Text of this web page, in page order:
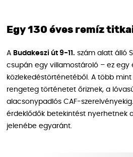
Egy 130 éves remíz
A Budakeszi út 9-11. szám alatt álló
csupán egy villamostároló – ez egy
közlekedéstörténetéből. A több mint
rengeteg történetet őriznek, a
alacsonypadlós CAF-
érdeklődők betekintést nyerhetnek
jelenébe egyaránt.